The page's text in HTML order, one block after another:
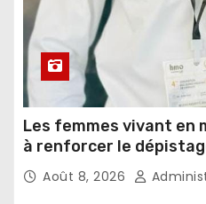
Les femmes vivant en
à renforcer le
sexuellement
Août 8, 2026